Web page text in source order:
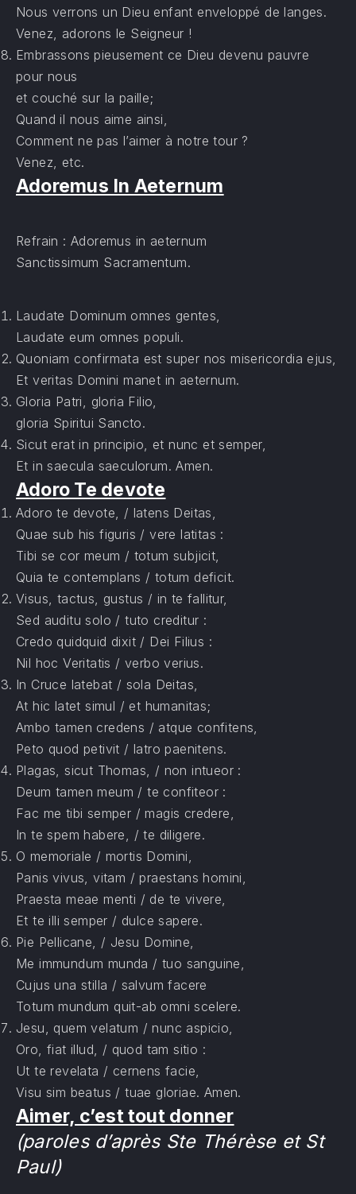
Nous verrons un Dieu enfant enveloppé de langes.
Venez, adorons le Seigneur !
Embrassons pieusement ce Dieu devenu pauvre
pour nous
et couché sur la paille;
Quand il nous aime ainsi,
Comment ne pas l’aimer à notre tour ?
Venez, etc.
Adoremus In Aeternum
Refrain : Adoremus in aeternum
Sanctissimum Sacramentum.
Laudate Dominum omnes gentes,
Laudate eum omnes populi.
Quoniam confirmata est super nos misericordia ejus,
Et veritas Domini manet in aeternum.
Gloria Patri, gloria Filio,
gloria Spiritui Sancto.
Sicut erat in principio, et nunc et semper,
Et in saecula saeculorum. Amen.
Adoro Te devote
Adoro te devote, / latens Deitas,
Quae sub his figuris / vere latitas :
Tibi se cor meum / totum subjicit,
Quia te contemplans / totum deficit.
Visus, tactus, gustus / in te fallitur,
Sed auditu solo / tuto creditur :
Credo quidquid dixit / Dei Filius :
Nil hoc Veritatis / verbo verius.
In Cruce latebat / sola Deitas,
At hic latet simul / et humanitas;
Ambo tamen credens / atque confitens,
Peto quod petivit / latro paenitens.
Plagas, sicut Thomas, / non intueor :
Deum tamen meum / te confiteor :
Fac me tibi semper / magis credere,
In te spem habere, / te diligere.
O memoriale / mortis Domini,
Panis vivus, vitam / praestans homini,
Praesta meae menti / de te vivere,
Et te illi semper / dulce sapere.
Pie Pellicane, / Jesu Domine,
Me immundum munda / tuo sanguine,
Cujus una stilla / salvum facere
Totum mundum quit-ab omni scelere.
Jesu, quem velatum / nunc aspicio,
Oro, fiat illud, / quod tam sitio :
Ut te revelata / cernens facie,
Visu sim beatus / tuae gloriae. Amen.
Aimer, c’est tout donner
(paroles d’après Ste Thérèse et St
Paul)